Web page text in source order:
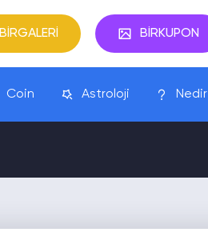
BİRGALERİ BİRKUPON
Coin Astroloji Nedir